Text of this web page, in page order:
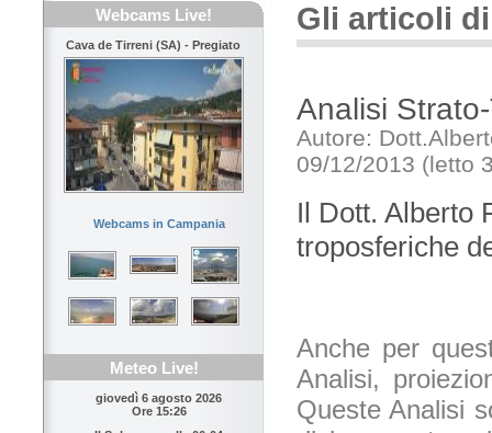
Webcams Live!
Cava de Tirreni (SA) - Pregiato
Webcams in Campania
Meteo Live!
giovedì 6 agosto 2026
Ore 15:26
Gli articoli
Analisi
Autore:
09/12/2013 (letto
Il Dott. Alberto
troposferiche
Anche per
Analisi,
Queste Analisi